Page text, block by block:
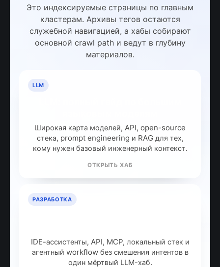
Это индексируемые страницы по главным
кластерам. Архивы тегов остаются
служебной навигацией, а хабы собирают
основной crawl path и ведут в глубину
материалов.
LLM
Широкая карта моделей, API, open-source
стека, prompt engineering и RAG для тех,
кому нужен базовый инженерный контекст.
ОТКРЫТЬ ХАБ
РАЗРАБОТКА
IDE-ассистенты, API, MCP, локальный стек и
агентный workflow без смешения интентов в
один мёртвый LLM-хаб.